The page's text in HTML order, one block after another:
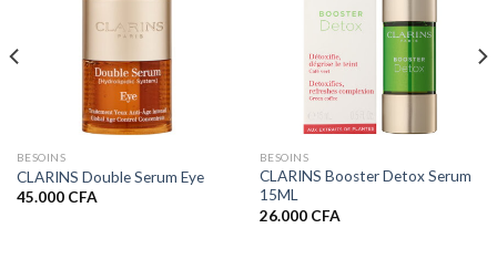
BESOINS
CLARINS Double Serum Eye
45.000 CFA
BESOINS
CLARINS Booster Detox Serum
15ML
26.000 CFA